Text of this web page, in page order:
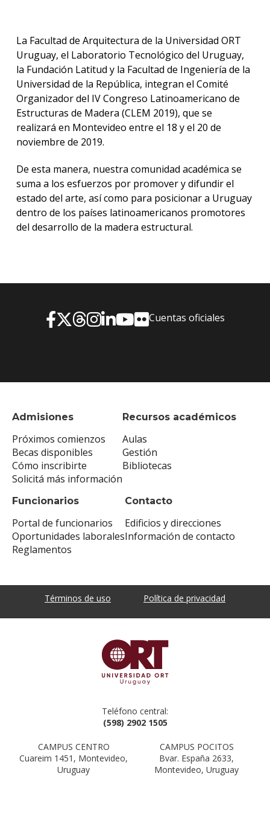
La Facultad de Arquitectura de la Universidad ORT
Uruguay, el Laboratorio Tecnológico del Uruguay,
la Fundación Latitud y la Facultad de Ingeniería de la
Universidad de la República, integran el Comité
Organizador del IV Congreso Latinoamericano de
Estructuras de Madera (CLEM 2019), que se
realizará en Montevideo entre el 18 y el 20 de
noviembre de 2019.
De esta manera, nuestra comunidad académica se
suma a los esfuerzos por promover y difundir el
estado del arte, así como para posicionar a Uruguay
dentro de los países latinoamericanos promotores
del desarrollo de la madera estructural.
Admisiones
Próximos comienzos
Becas disponibles
Cómo inscribirte
Solicitá más información
Recursos académicos
Aulas
Gestión
Bibliotecas
Funcionarios
Portal de funcionarios
Oportunidades laborales
Reglamentos
Contacto
Edificios y direcciones
Información de contacto
Cuentas oficiales
Términos de uso Política de privacidad
Teléfono central:
(598) 2902 1505
CAMPUS CENTRO
Cuareim 1451, Montevideo,
Uruguay
CAMPUS POCITOS
Bvar. España 2633,
Montevideo, Uruguay